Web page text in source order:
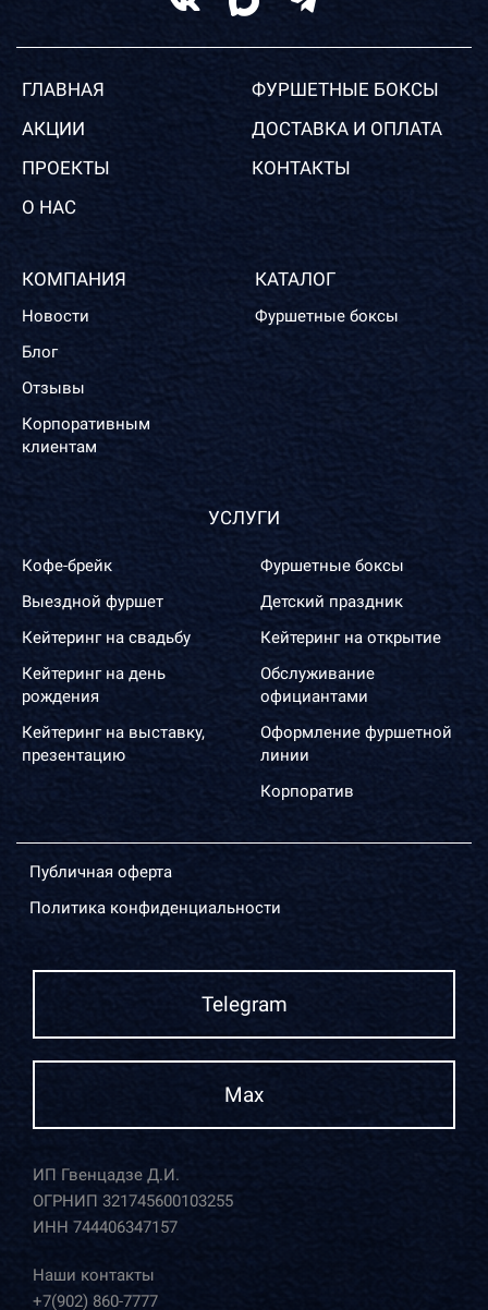
ГЛАВНАЯ
АКЦИИ
ПРОЕКТЫ
О НАС
ФУРШЕТНЫЕ БОКСЫ
ДОСТАВКА И ОПЛАТА
КОНТАКТЫ
КОМПАНИЯ
Новости
Блог
Отзывы
Корпоративным
клиентам
КАТАЛОГ
Фуршетные боксы
УСЛУГИ
Кофе-брейк
Выездной фуршет
Кейтеринг на свадьбу
Кейтеринг на день
рождения
Кейтеринг на выставку,
презентацию
Фуршетные боксы
Детский праздник
Кейтеринг на открытие
Обслуживание
официантами
Оформление фуршетной
линии
Корпоратив
Публичная оферта
Политика конфиденциальности
Telegram
Max
ИП Гвенцадзе Д.И.
ОГРНИП 321745600103255
ИНН 744406347157
Наши контакты
+7(902) 860-7777